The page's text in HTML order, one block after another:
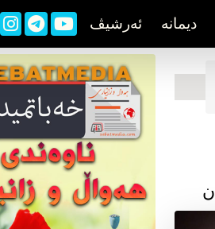
دیمانه ئه‌رشیڤ